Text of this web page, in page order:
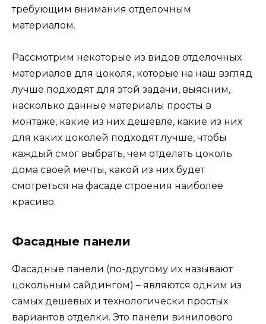
требующим внимания отделочным
материалом.
Рассмотрим некоторые из видов отделочных
материалов для цоколя, которые на наш взгляд
лучше подходят для этой задачи, выясним,
насколько данные материалы просты в
монтаже, какие из них дешевле, какие из них
для каких цоколей подходят лучше, чтобы
каждый смог выбрать, чем отделать цоколь
дома своей мечты, какой из них будет
смотреться на фасаде строения наиболее
красиво.
Фасадные панели
Фасадные панели (по-другому их называют
цокольным сайдингом) – являются одним из
самых дешевых и технологически простых
вариантов отделки. Это панели винилового